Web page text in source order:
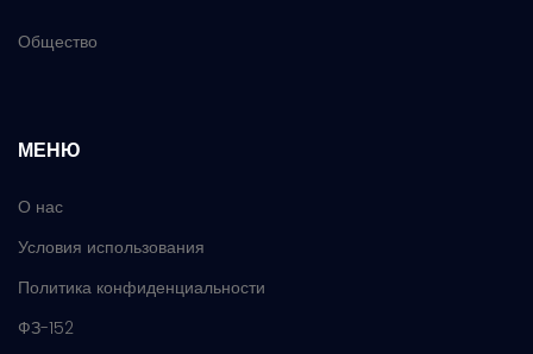
Общество
МЕНЮ
О нас
Условия использования
Политика конфиденциальности
ФЗ-152